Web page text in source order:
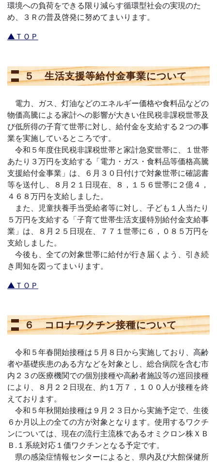
環境への負荷をできる限り減らす循環型社会の実現のた
め、３Ｒの普及啓発に努めてまいります。
▲ＴＯＰ
５ 生活支援等給付金事業について
電力、ガス、灯油などのエネルギー価格や食料品などの
物価高騰による家計への影響が大きい住民税非課税世帯及
び低所得の子育て世帯に対し、給付金を支給する２つの事
業を実施しているところです。
令和５年度住民税非課税世帯と家計急変世帯に、１世帯
あたり３万円を支給する「電力・ガス・食料品等価格高騰
支援給付金事業」は、６月３０日付けで対象世帯に確認書
等を送付し、８月２１日現在、８，１５６世帯に２億４，
４６８万円を支給しました。
また、児童扶養手当受給者等に対し、子ども１人当たり
５万円を支給する「子育て世帯生活支援特別給付金支給事
業」は、８月２５日現在、７７１世帯に６，０８５万円を
支給しました。
今後も、全ての対象世帯に給付が行き届くよう、引き続
き周知を図ってまいります。
▲ＴＯＰ
６ コロナワクチン接種について
令和５年春開始接種は５月８日から実施しており、高齢
者や基礎疾患のある方などを対象とし、総合病院を含む市
内２３の医療機関での個別接種や高齢者施設等の巡回接種
により、８月２２日現在、約１万７，１００人が接種を終
えております。
令和５年秋開始接種は９月２３日から実施予定で、生後
６か月以上の全ての方が対象となります。使用するワクチ
ンについては、現在の流行主流株であるオミクロン株ＸＢ
Ｂ.１系統対応１価ワクチンとなる予定です。
県の感染症情報センターによると、県内及び大館保健所